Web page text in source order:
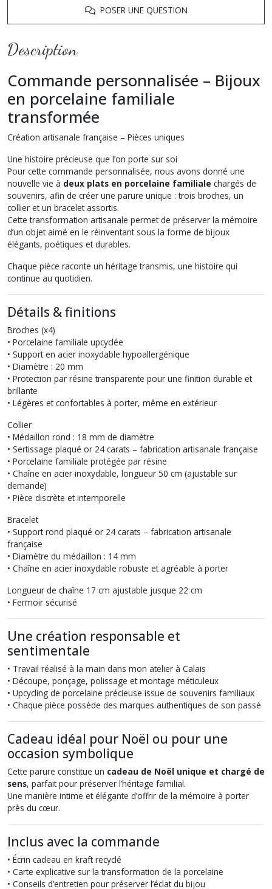
POSER UNE QUESTION
Description
Commande personnalisée – Bijoux
en porcelaine familiale
transformée
Création artisanale française – Pièces uniques
Une histoire précieuse que l’on porte sur soi
Pour cette commande personnalisée, nous avons donné une
nouvelle vie à deux plats en porcelaine familiale chargés de
souvenirs, afin de créer une parure unique : trois broches, un
collier et un bracelet assortis.
Cette transformation artisanale permet de préserver la mémoire
d’un objet aimé en le réinventant sous la forme de bijoux
élégants, poétiques et durables.
Chaque pièce raconte un héritage transmis, une histoire qui
continue au quotidien.
Détails & finitions
Broches (x4)
• Porcelaine familiale upcyclée
• Support en acier inoxydable hypoallergénique
• Diamètre : 20 mm
• Protection par résine transparente pour une finition durable et
brillante
• Légères et confortables à porter, même en extérieur
Collier
• Médaillon rond : 18 mm de diamètre
• Sertissage plaqué or 24 carats – fabrication artisanale française
• Porcelaine familiale protégée par résine
• Chaîne en acier inoxydable, longueur 50 cm (ajustable sur
demande)
• Pièce discrète et intemporelle
Bracelet
• Support rond plaqué or 24 carats – fabrication artisanale
française
• Diamètre du médaillon : 14 mm
• Chaîne en acier inoxydable robuste et agréable à porter
Longueur de chaîne 17 cm ajustable jusque 22 cm
• Fermoir sécurisé
Une création responsable et
sentimentale
• Travail réalisé à la main dans mon atelier à Calais
• Découpe, ponçage, polissage et montage méticuleux
• Upcycling de porcelaine précieuse issue de souvenirs familiaux
• Chaque pièce possède des marques authentiques de son passé
Cadeau idéal pour Noël ou pour une
occasion symbolique
Cette parure constitue un cadeau de Noël unique et chargé de
sens, parfait pour préserver l’héritage familial.
Une manière intime et élégante d’offrir de la mémoire à porter
près du cœur.
Inclus avec la commande
• Écrin cadeau en kraft recyclé
• Carte explicative sur la transformation de la porcelaine
• Conseils d’entretien pour préserver l’éclat du bijou